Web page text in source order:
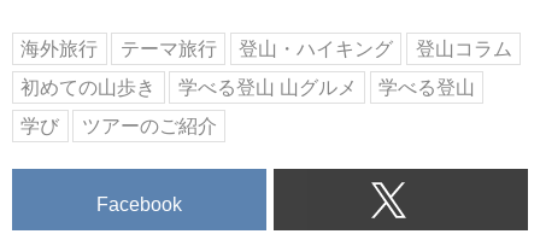
海外旅行 テーマ旅行 登山・ハイキング
登山コラム
初めての山歩き
学べる登山 山グルメ
学べる登山
学び
ツアーのご紹介
Facebook